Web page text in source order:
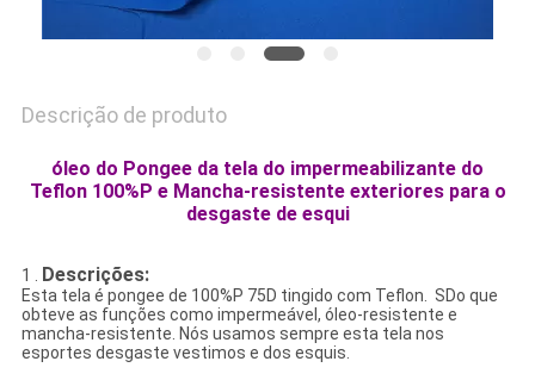
Descrição de produto
óleo do Pongee da tela do impermeabilizante do
Teflon 100%P e Mancha-resistente exteriores para o
desgaste de esqui
1 . Descrições:
Esta tela é pongee de 100%P 75D tingido com Teflon. SDo que
obteve as funções como impermeável, óleo-resistente e
mancha-resistente. Nós usamos sempre esta tela nos
esportes desgaste vestimos e dos esquis.